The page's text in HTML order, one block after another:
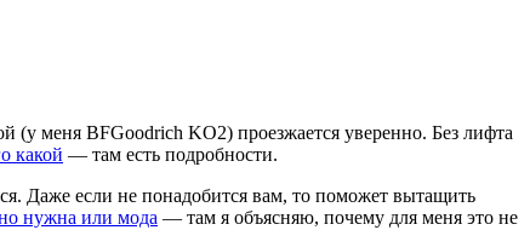
меня BFGoodrich KO2) проезжается уверенно. Без лифта
какой — там есть подробности.
Даже если не понадобится вам, то поможет вытащить
нужна или мода — там я объясняю, почему для меня это не